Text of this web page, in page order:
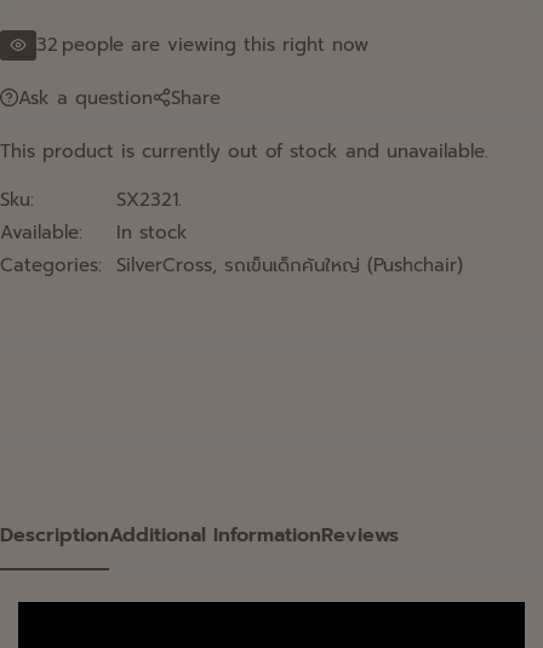
32 people are viewing this right now
Ask a question
Share
This product is currently out of stock and unavailable.
Sku:
SX2321.
Available:
In stock
Categories:
SilverCross, รถเข็นเด็กคันใหญ่ (Pushchair)
DescriptionAdditional InformationReviews